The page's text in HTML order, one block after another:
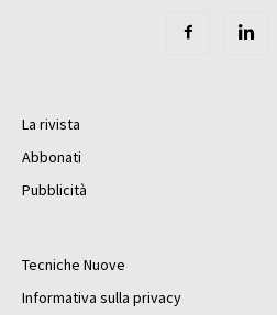
La rivista
Abbonati
Pubblicità
Tecniche Nuove
Informativa sulla privacy